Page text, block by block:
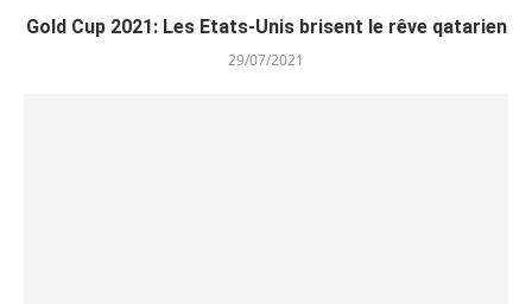
Gold Cup 2021: Les Etats-Unis brisent le rêve qatarien
29/07/2021